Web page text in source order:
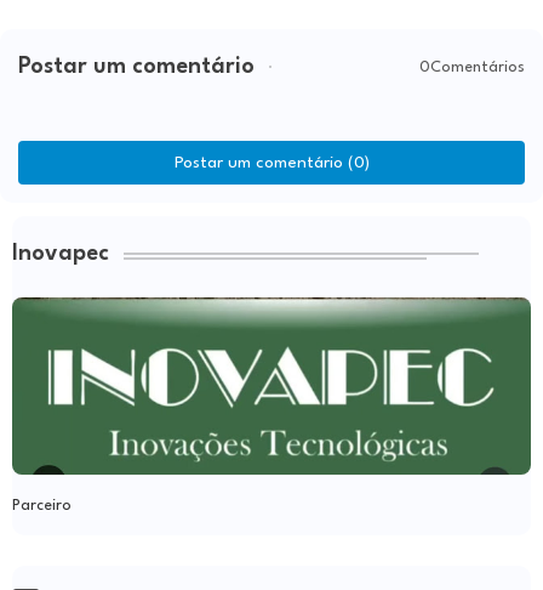
Postar um comentário 0Comentários
Postar um comentário (0)
Inovapec
Parceiro